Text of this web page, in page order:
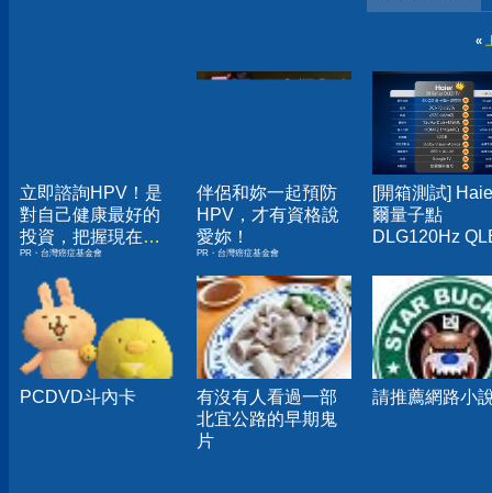
«
立即諮詢HPV！是
對自己健康最好的
投資，把握現在不
嫌晚！
PR・台灣癌症基金會
伴侶和妳一起預防
HPV，才有資格說
愛妳！
PR・台灣癌症基金會
[開箱測試]
爾量子點
DLG120Hz
PCDVD斗內卡
有沒有人看過一部
北宜公路的早期鬼
片
請推薦網路小